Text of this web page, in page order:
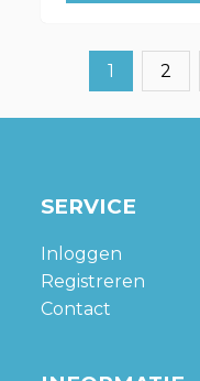
1 2
SERVICE
Inloggen
Registreren
Contact